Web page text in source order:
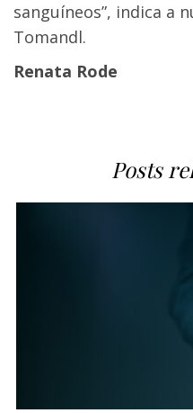
sanguíneos”, indica a
Tomandl.
Renata Rode
Posts